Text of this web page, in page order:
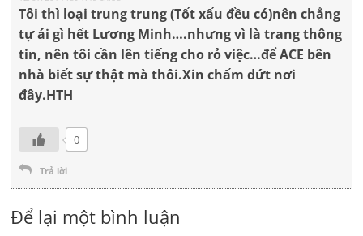
Tôi thì loại trung trung (Tốt xấu đều có)nên chẳng
tự ái gì hết Lương Minh….nhưng vì là trang thông
tin, nên tôi cần lên tiếng cho rỏ việc…để ACE bên
nhà biết sự thật mà thôi.Xin chấm dứt nơi
đây.HTH
0
Trả lời
Để lại một bình luận